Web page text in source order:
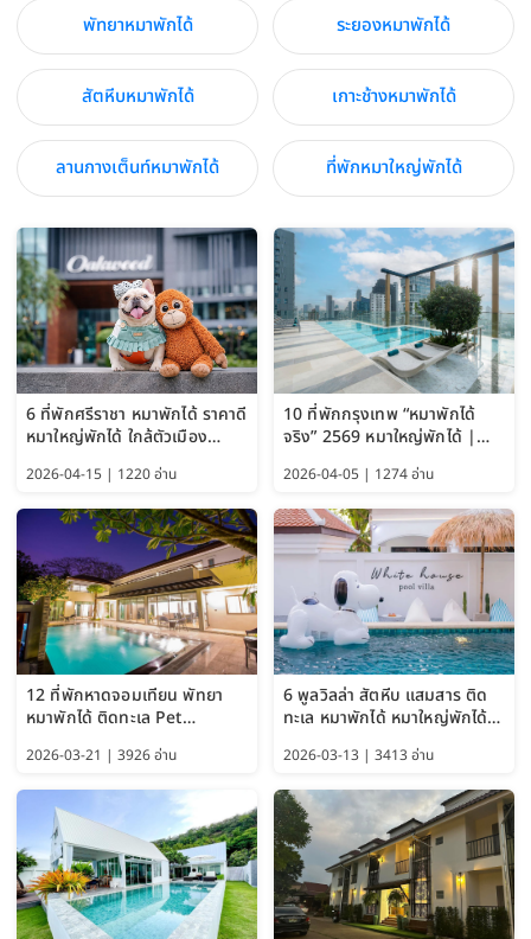
พัทยาหมาพักได้ ระยองหมาพักได้
สัตหีบหมาพักได้ เกาะช้างหมาพักได้
ลานกางเต็นท์หมาพักได้ ที่พักหมาใหญ่พักได้
6 ที่พักศรีราชา หมาพักได้ ราคาดี
หมาใหญ่พักได้ ใกล้ตัวเมือง
2026-04-15 | 1220 อ่าน
10 ที่พักกรุงเทพ “หมาพักได้
จริง” 2569 หมาใหญ่พักได้ |
Bangkok อัปเดตล่าสุด
2026-04-05 | 1274 อ่าน
12 ที่พักหาดจอมเทียน พัทยา
หมาพักได้ ติดทะเล Pet
พักได้ อัปเดต 2569
2026-03-21 | 3926 อ่าน
6 พูลวิลล่า สัตหีบ แสมสาร ติด
ทะเล หมาพักได้ หมาใหญ่พักได้
2026-03-13 | 3413 อ่าน